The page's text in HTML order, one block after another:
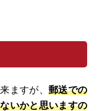
ますが、 郵送での
いかと思いますの